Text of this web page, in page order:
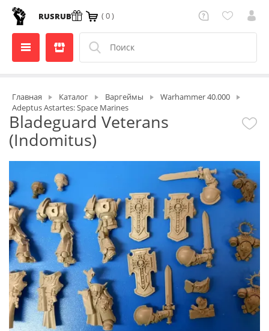
RUSRUB ( 0 )
Главная Каталог Варгеймы
Warhammer 40.000
Adeptus Astartes: Space Marines
Bladeguard Veterans
(Indomitus)